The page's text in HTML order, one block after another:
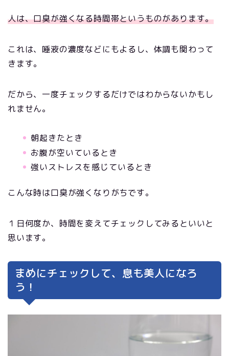
人は、口臭が強くなる時間帯というものがあります。
これは、唾液の濃度などにもよるし、体調も関わって
きます。
だから、一度チェックするだけではわからないかもし
れません。
朝起きたとき
お腹が空いているとき
強いストレスを感じているとき
こんな時は口臭が強くなりがちです。
１日何度か、時間を変えてチェックしてみるといいと
思います。
まめにチェックして、息も美人になろ
う！